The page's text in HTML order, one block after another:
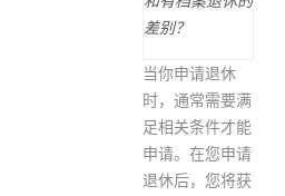
当你申请退休
时，通常需要满
足相关条件才能
申请。在您申请
退休后，您将获